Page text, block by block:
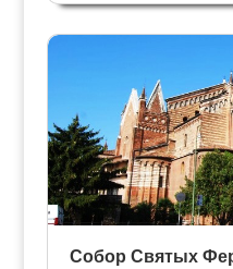
Начинается наше
рядом с
заканчивается в
Верона
Собор Святых